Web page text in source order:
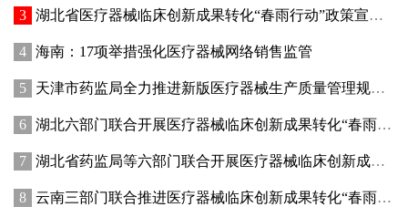
湖北省医疗器械临床创新成果转化“春雨行动”政策宣讲暨首批临床创新成果供需对接会在武汉举办
海南：17项举措强化医疗器械网络销售监管
天津市药监局全力推进新版医疗器械生产质量管理规范落地实施
湖北六部门联合开展医疗器械临床创新成果转化“春雨行动”
湖北省药监局等六部门联合开展医疗器械临床创新成果转化“春雨行动”
云南三部门联合推进医疗器械临床创新成果转化“春雨行动”